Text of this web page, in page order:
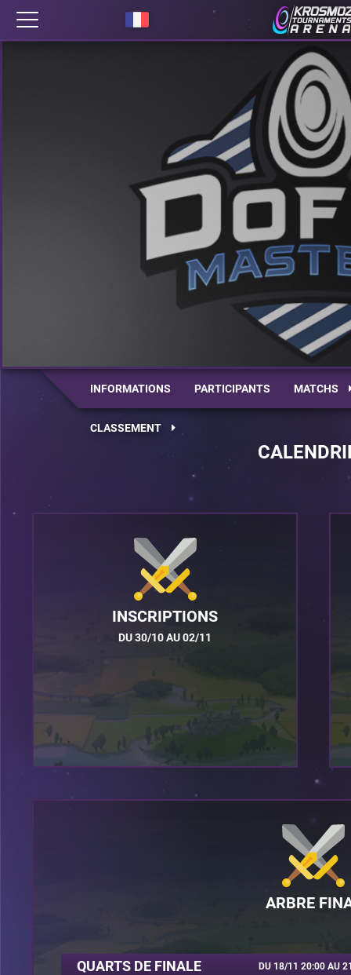
INFORMATIONS PARTICIPANTS MATCHS
CLASSEMENT
INSCRIPTIONS
DU 30/10 AU 02/11
ARBRE
QUARTS DE FINALE DU 18/11 20:00 AU